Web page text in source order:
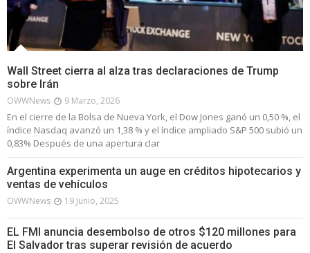
Wall Street cierra al alza tras declaraciones de Trump
sobre Irán
OWWNews 9 Marzo, 2026
En el cierre de la Bolsa de Nueva York, el Dow Jones ganó un 0,50 %, el
índice Nasdaq avanzó un 1,38 % y el índice ampliado S&P 500 subió un
0,83% Después de una apertura clar
Argentina experimenta un auge en créditos hipotecarios y
ventas de vehículos
OWWNews 19 Junio, 2025
EL FMI anuncia desembolso de otros $120 millones para
El Salvador tras superar revisión de acuerdo